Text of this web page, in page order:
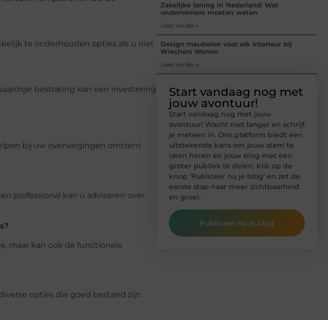
te onderhouden opties als u niet
bestrating kan een investering
bij uw overwegingen omtrent
professional kan u adviseren over
maar kan ook de functionele
opties die goed bestand zijn
Zakelijke lening in Nederland: Wat
ondernemers moeten weten
Lees verder »
Design meubelen voor elk interieur bij
Wiechers Wonen
Lees verder »
Start vandaag nog met
jouw avontuur!
Start vandaag nog met jouw
avontuur! Wacht niet langer en schrijf
je meteen in. Ons platform biedt een
uitstekende kans om jouw stem te
laten horen en jouw blog met een
groter publiek te delen. Klik op de
knop ‘Publiceer nu je blog’ en zet de
eerste stap naar meer zichtbaarheid
en groei.
Publiceer nu je blog